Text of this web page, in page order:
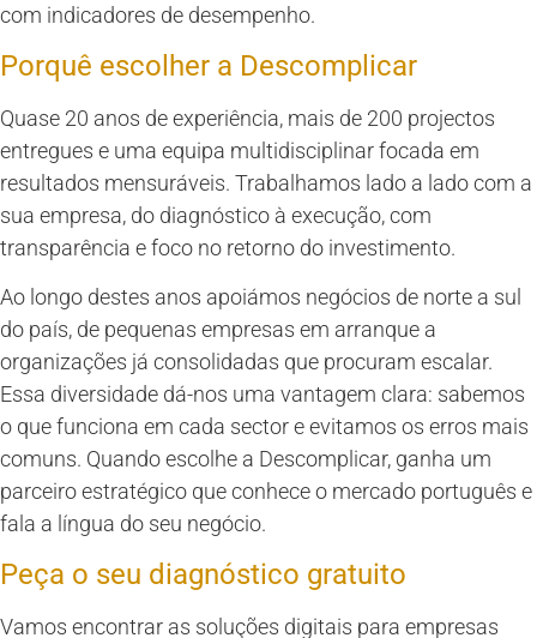
com indicadores de desempenho.
Porquê escolher a Descomplicar
Quase 20 anos de experiência, mais de 200 projectos
entregues e uma equipa multidisciplinar focada em
resultados mensuráveis. Trabalhamos lado a lado com a
sua empresa, do diagnóstico à execução, com
transparência e foco no retorno do investimento.
Ao longo destes anos apoiámos negócios de norte a sul
do país, de pequenas empresas em arranque a
organizações já consolidadas que procuram escalar.
Essa diversidade dá-nos uma vantagem clara: sabemos
o que funciona em cada sector e evitamos os erros mais
comuns. Quando escolhe a Descomplicar, ganha um
parceiro estratégico que conhece o mercado português e
fala a língua do seu negócio.
Peça o seu diagnóstico gratuito
Vamos encontrar as soluções digitais para empresas